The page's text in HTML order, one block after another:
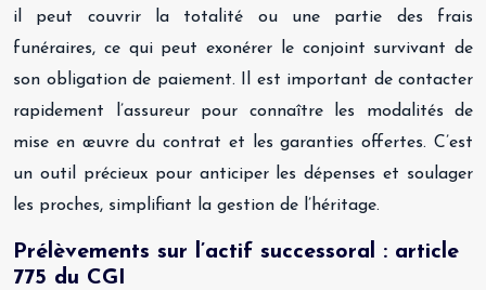
il peut couvrir la totalité ou une partie des frais
funéraires, ce qui peut exonérer le conjoint survivant de
son obligation de paiement. Il est important de contacter
rapidement l’assureur pour connaître les modalités de
mise en œuvre du contrat et les garanties offertes. C’est
un outil précieux pour anticiper les dépenses et soulager
les proches, simplifiant la gestion de l’héritage.
Prélèvements sur l’actif successoral : article
775 du CGI